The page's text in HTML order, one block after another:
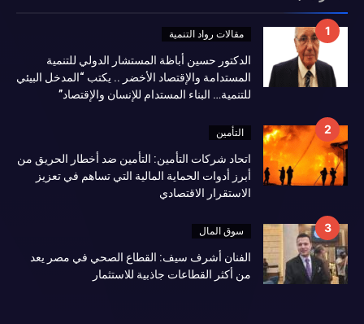
مقالات رواد التنمية
الدكتور حسين أباظة المستشار الدولي للتنمية
المستدامة والإقتصاد الأخضر .. يكتب “المدخل البيئي
للتنمية… البناء المستدام للإنسان والإقتصاد”
التأمين
اتحاد شركات التأمين: التأمين ضد أخطار الحريق من
أبرز أدوات الحماية المالية التي تساهم في تعزيز
الاستقرار الاقتصادي
سوق المال
الفنان أشرف سيف: القطاع الصحي في مصر يعد
من أكثر القطاعات جاذبية للاستثمار